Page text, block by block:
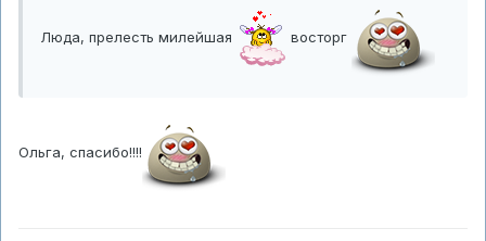
Люда, прелесть милейшая восторг
Ольга, спасибо!!!!